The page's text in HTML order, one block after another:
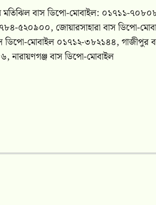
মতিঝিল বাস ডিপো-মোবাইল: ০১৭১১-
৫২০৯০০, জোয়ারসাহারা বাস ডিপো-
মোবাইল ০১৭১২-৩৮২১৪৪, গাজীপুর
বাস ডিপো-মোবাইল